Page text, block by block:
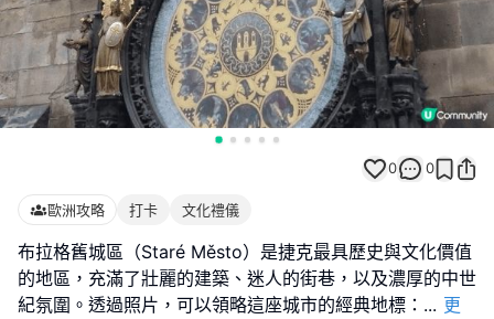
0 0
歐洲攻略 打卡 文化禮儀
布拉格舊城區（Staré Město）是捷克最具歷史與文化價值
的地區，充滿了壯麗的建築、迷人的街巷，以及濃厚的中世
紀氛圍。透過照片，可以領略這座城市的經典地標： ... 更